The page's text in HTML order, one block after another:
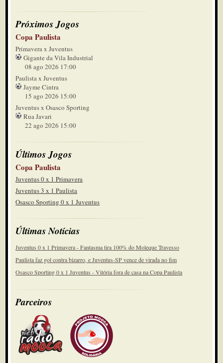
Próximos Jogos
Copa Paulista
Primavera x Juventus
Gigante da Vila Industrial
08 ago 2026 17:00
Paulista x Juventus
Jayme Cintra
15 ago 2026 15:00
Juventus x Osasco Sporting
Rua Javari
22 ago 2026 15:00
Últimos Jogos
Copa Paulista
Juventus 0 x 1 Primavera
Juventus 3 x 1 Paulista
Osasco Sporting 0 x 1 Juventus
Últimas Notícias
Juventus 0 x 1 Primavera - Fantasma tira 100% do Moleque Travesso
Paulista faz gol contra bizarro, e Juventus-SP vence de virada no fim
Osasco Sporting 0 x 1 Juventus - Vitória fora de casa na Copa Paulista
Parceiros